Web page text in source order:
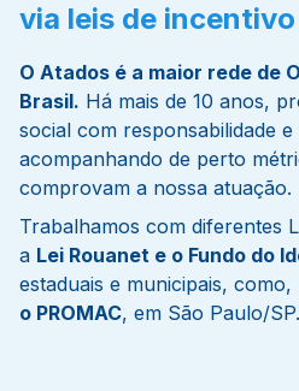
via leis de incentivo
O Atados é a maior rede de
Brasil. Há mais de 10 anos,
social com responsabilidade
acompanhando de perto
comprovam a nossa atuação.
Trabalhamos com diferentes
a Lei Rouanet e o Fundo do
estaduais e municipais,
o PROMAC, em São Paulo/SP.